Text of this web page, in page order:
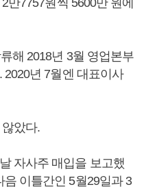
해 2018년 3월 영업본부
년 7월엔 대표이사
았다.
자사주 매입을 보고했
이틀간인 5월29일과 3